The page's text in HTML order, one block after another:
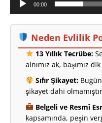
00:00
Neden Evlilik
13 Yıllık Tecrübe:
alnımız ak, başımız
Sıfır Şikayet:
şikayet dahi
Belgeli ve Resmî
kapsamında, peşin